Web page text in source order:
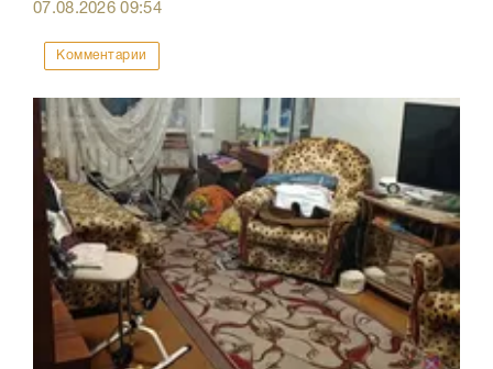
07.08.202609:54
Комментарии